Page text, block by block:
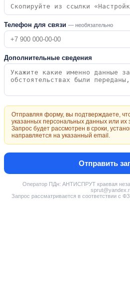
Телефон для связи — необязательно
Дополнительные сведения
Отправляя форму, вы подтверждаете,
указанных персональных данных или их
Запрос будет рассмотрен в сроки,
направляется на указанный email.
Отправить
Оператор ПДн: АНТИСПРУТ краевая
Запрос рассматривается в соответствии с